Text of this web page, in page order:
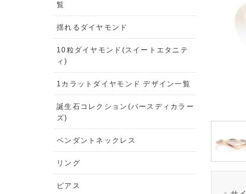
覧
揺れるダイヤモンド
10粒ダイヤモンド(スイートエタニテ
ィ)
1カラットダイヤモンド デザイン一覧
誕生石コレクション(バースディカラー
ズ)
ペンダントネックレス
リング
ピアス